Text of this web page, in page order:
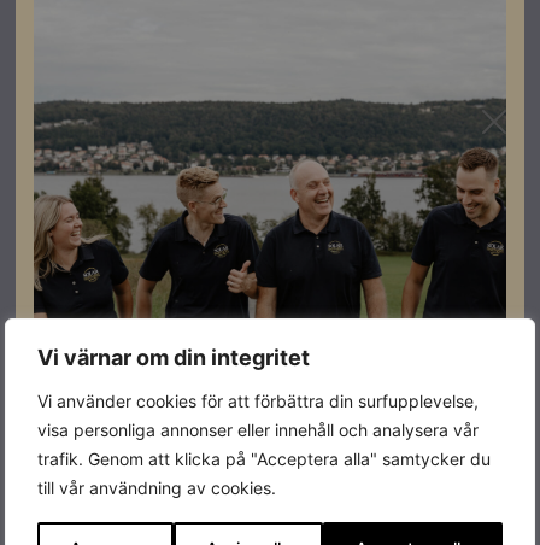
Vi värnar om din integritet
Vi använder cookies för att förbättra din surfupplevelse,
visa personliga annonser eller innehåll och analysera vår
trafik. Genom att klicka på "Acceptera alla" samtycker du
till vår användning av cookies.
Systemet är i lätt aluminiumkonstruktion som är
speciellt utvecklat för att möta kraven på storskaliga
tak.
Produkterna tillverkas i tyskland, men leverantören
håller även lager i Sverige för snabba leveranser.
Denna produkt är en beställningsvara, vänligen
kontakta någon av våra säljare för mer information
och beräkning av offert.
Specifikationer